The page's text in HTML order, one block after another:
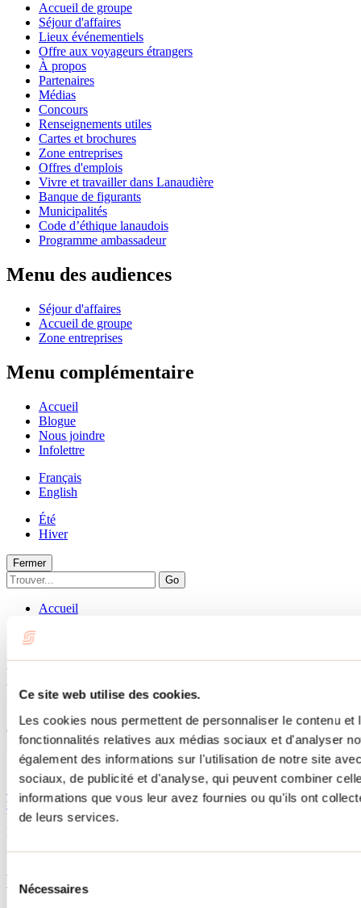
Ce site web utilise des cookies.
Les cookies nous permettent de personnaliser le contenu
fonctionnalités relatives aux médias sociaux et d'analyser
également des informations sur l'utilisation de notre site
sociaux, de publicité et d'analyse, qui peuvent combiner
informations que vous leur avez fournies ou qu'ils ont
de leurs services.
Sélection
du Nécessaires
Accueil de groupe
Séjour d'affaires
Lieux événementiels
Offre aux voyageurs étrangers
À propos
Partenaires
Médias
Concours
Renseignements utiles
Cartes et brochures
Zone entreprises
Offres d'emplois
Vivre et travailler dans Lanaudière
Banque de figurants
Municipalités
Code d’éthique lanaudois
Programme ambassadeur
Menu des audiences
Séjour d'affaires
Accueil de groupe
Zone entreprises
Menu complémentaire
Accueil
Blogue
Nous joindre
Infolettre
Français
English
Été
Hiver
Fermer
Go
Accueil
LE P’TIT URBAIN
Saint-Côme
Chalets
LE P’TIT URBAIN
11 rue Solange
Saint-Côme, QC J0K2B0
514 216-8893
vincentcampag@gmail.com
No d'enregistrement308305
Besoin d'information?
Menu pied de page